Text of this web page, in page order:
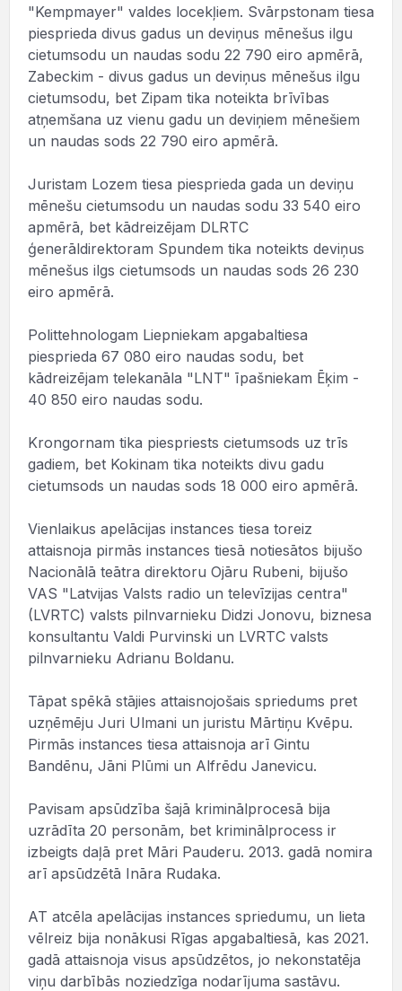
"Kempmayer" valdes locekļiem. Svārpstonam tiesa
piesprieda divus gadus un deviņus mēnešus ilgu
cietumsodu un naudas sodu 22 790 eiro apmērā,
Zabeckim - divus gadus un deviņus mēnešus ilgu
cietumsodu, bet Zipam tika noteikta brīvības
atņemšana uz vienu gadu un deviņiem mēnešiem
un naudas sods 22 790 eiro apmērā.
Juristam Lozem tiesa piesprieda gada un deviņu
mēnešu cietumsodu un naudas sodu 33 540 eiro
apmērā, bet kādreizējam DLRTC
ģenerāldirektoram Spundem tika noteikts deviņus
mēnešus ilgs cietumsods un naudas sods 26 230
eiro apmērā.
Polittehnologam Liepniekam apgabaltiesa
piesprieda 67 080 eiro naudas sodu, bet
kādreizējam telekanāla "LNT" īpašniekam Ēķim -
40 850 eiro naudas sodu.
Krongornam tika piespriests cietumsods uz trīs
gadiem, bet Kokinam tika noteikts divu gadu
cietumsods un naudas sods 18 000 eiro apmērā.
Vienlaikus apelācijas instances tiesa toreiz
attaisnoja pirmās instances tiesā notiesātos bijušo
Nacionālā teātra direktoru Ojāru Rubeni, bijušo
VAS "Latvijas Valsts radio un televīzijas centra"
(LVRTC) valsts pilnvarnieku Didzi Jonovu, biznesa
konsultantu Valdi Purvinski un LVRTC valsts
pilnvarnieku Adrianu Boldanu.
Tāpat spēkā stājies attaisnojošais spriedums pret
uzņēmēju Juri Ulmani un juristu Mārtiņu Kvēpu.
Pirmās instances tiesa attaisnoja arī Gintu
Bandēnu, Jāni Plūmi un Alfrēdu Janevicu.
Pavisam apsūdzība šajā kriminālprocesā bija
uzrādīta 20 personām, bet kriminālprocess ir
izbeigts daļā pret Māri Pauderu. 2013. gadā nomira
arī apsūdzētā Ināra Rudaka.
AT atcēla apelācijas instances spriedumu, un lieta
vēlreiz bija nonākusi Rīgas apgabaltiesā, kas 2021.
gadā attaisnoja visus apsūdzētos, jo nekonstatēja
viņu darbībās noziedzīga nodarījuma sastāvu.